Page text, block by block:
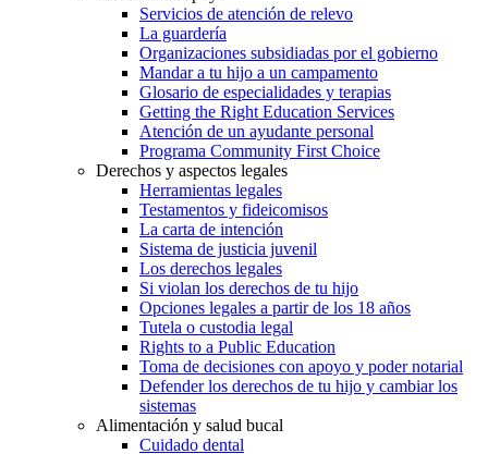
Servicios de atención de relevo
La guardería
Organizaciones subsidiadas por el gobierno
Mandar a tu hijo a un campamento
Glosario de especialidades y terapias
Getting the Right Education Services
Atención de un ayudante personal
Programa Community First Choice
Derechos y aspectos legales
Herramientas legales
Testamentos y fideicomisos
La carta de intención
Sistema de justicia juvenil
Los derechos legales
Si violan los derechos de tu hijo
Opciones legales a partir de los 18 años
Tutela o custodia legal
Rights to a Public Education
Toma de decisiones con apoyo y poder notarial
Defender los derechos de tu hijo y cambiar los
sistemas
Alimentación y salud bucal
Cuidado dental